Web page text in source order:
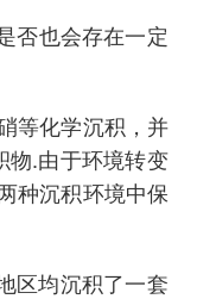
否也会存在一定
等化学沉积，并
物.由于环境转变
种沉积环境中保
区均沉积了一套